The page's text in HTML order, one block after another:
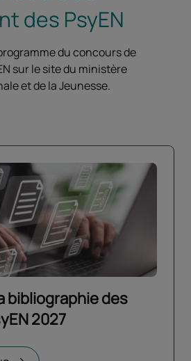
des PsyEN
du concours de
sur le site du ministère
et de la Jeunesse.​
bibliographie des
2027
onglet